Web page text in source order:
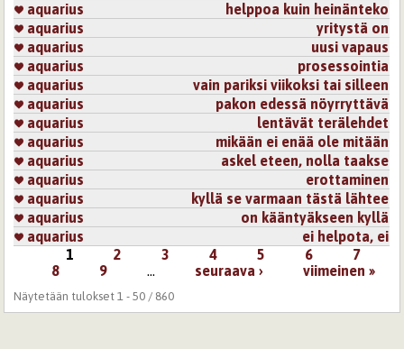
aquarius
helppoa kuin heinänteko
aquarius
yritystä on
aquarius
uusi vapaus
aquarius
prosessointia
aquarius
vain pariksi viikoksi tai silleen
aquarius
pakon edessä nöyrryttävä
aquarius
lentävät terälehdet
aquarius
mikään ei enää ole mitään
aquarius
askel eteen, nolla taakse
aquarius
erottaminen
aquarius
kyllä se varmaan tästä lähtee
aquarius
on kääntyäkseen kyllä
aquarius
ei helpota, ei
1 2 3 4 5 6
7
8
9 … seuraava › viimeinen »
Näytetään tulokset 1 - 50 / 860